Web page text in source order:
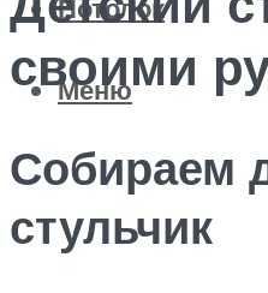
Потолок
Меню
своими
Собираем
стульчик